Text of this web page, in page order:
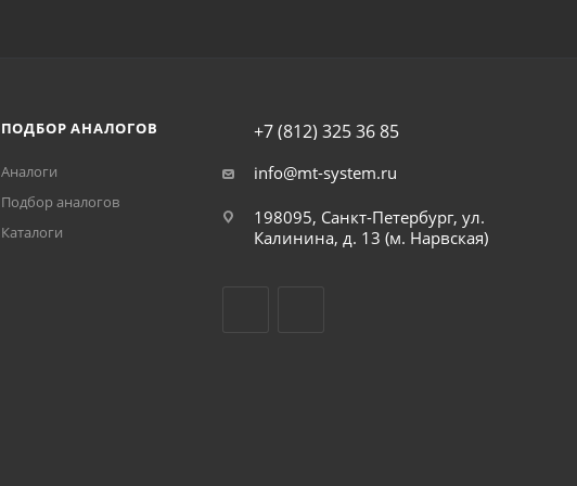
ПОДБОР АНАЛОГОВ
Аналоги
Подбор аналогов
Каталоги
+7 (812) 325 36 85
info@mt-system.ru
198095, Санкт-Петербург, ул.
Калинина, д. 13 (м. Нарвская)